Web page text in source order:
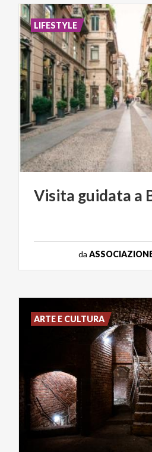
Visita guidata a
da
LIFESTYLE
ARTE E CULTURA